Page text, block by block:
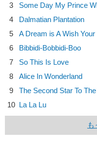
3
Some Day My Prince
4
Dalmatian Plantation
5
A Dream is A Wish
6
Bibbidi-Bobbidi-Boo
7
So This Is Love
8
Alice In Wonderland
9
The Second Star To
10 La La Lu
も